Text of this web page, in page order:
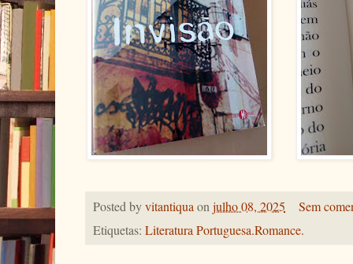
Posted byvitantiquaonjulho 08, 2025
Sem
Etiquetas: Literatura Portuguesa.Romance.